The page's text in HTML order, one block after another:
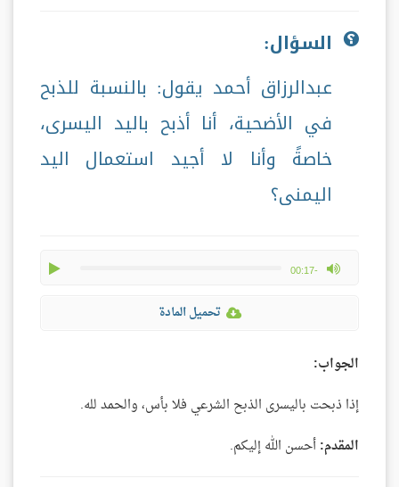
السؤال:
عبدالرزاق أحمد يقول: بالنسبة للذبح
في الأضحية، أنا أذبح باليد اليسرى،
خاصةً وأنا لا أجيد استعمال اليد
اليمنى؟
-00:17
max volume
تحميل المادة
الجواب:
إذا ذبحت باليسرى الذبح الشرعي فلا بأس، والحمد لله.
المقدم:أحسن الله إليكم.